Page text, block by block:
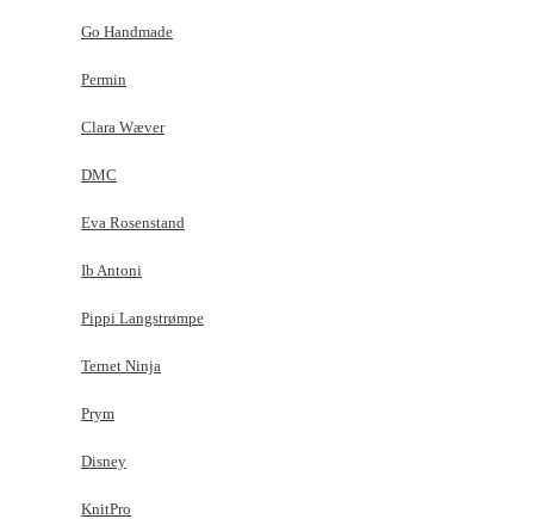
Go Handmade
Permin
Clara Wæver
DMC
Eva Rosenstand
Ib Antoni
Pippi Langstrømpe
Ternet Ninja
Prym
Disney
KnitPro